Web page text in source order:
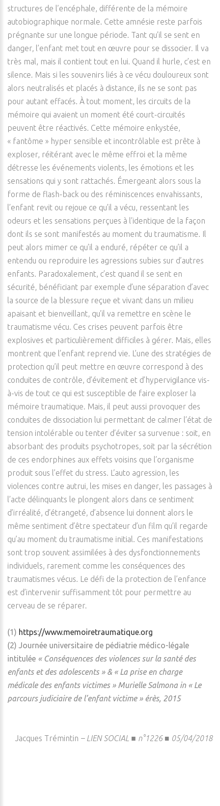
structures de l’encéphale, différente de la mémoire
autobiographique normale. Cette amnésie reste parfois
prégnante sur une longue période. Tant qu’il se sent en
danger, l’enfant met tout en œuvre pour se dissocier. Il va
très mal, mais il contient tout en lui. Quand il hurle, c’est en
silence. Mais si les souvenirs liés à ce vécu douloureux sont
alors neutralisés et placés à distance, ils ne se sont pas
pour autant effacés. À tout moment, les circuits de la
mémoire qui avaient un moment été court-circuités
peuvent être réactivés. Cette mémoire enkystée,
« fantôme » hyper sensible et incontrôlable est prête à
exploser, réitérant avec le même effroi et la même
détresse les événements violents, les émotions et les
sensations qui y sont rattachés. Émergeant alors sous la
forme de flash-back ou des réminiscences envahissants,
l’enfant revit ou rejoue ce qu’il a vécu, ressentant les
odeurs et les sensations perçues à l’identique de la façon
dont ils se sont manifestés au moment du traumatisme. Il
peut alors mimer ce qu’il a enduré, répéter ce qu’il a
entendu ou reproduire les agressions subies sur d’autres
enfants. Paradoxalement, c’est quand il se sent en
sécurité, bénéficiant par exemple d’une séparation d’avec
la source de la blessure reçue et vivant dans un milieu
apaisant et bienveillant, qu’il va remettre en scène le
traumatisme vécu. Ces crises peuvent parfois être
explosives et particulièrement difficiles à gérer. Mais, elles
montrent que l’enfant reprend vie. L’une des stratégies de
protection qu’il peut mettre en œuvre correspond à des
conduites de contrôle, d’évitement et d’hypervigilance vis-
à-vis de tout ce qui est susceptible de faire exploser la
mémoire traumatique. Mais, il peut aussi provoquer des
conduites de dissociation lui permettant de calmer l’état de
tension intolérable ou tenter d’éviter sa survenue : soit, en
absorbant des produits psychotropes, soit par la sécrétion
de ces endorphines aux effets voisins que l’organisme
produit sous l’effet du stress. L’auto agression, les
violences contre autrui, les mises en danger, les passages à
l’acte délinquants le plongent alors dans ce sentiment
d’irréalité, d’étrangeté, d’absence lui donnent alors le
même sentiment d’être spectateur d’un film qu’il regarde
qu’au moment du traumatisme initial. Ces manifestations
sont trop souvent assimilées à des dysfonctionnements
individuels, rarement comme les conséquences des
traumatismes vécus. Le défi de la protection de l’enfance
est d’intervenir suffisamment tôt pour permettre au
cerveau de se réparer.
(1) https://www.memoiretraumatique.org
(2) Journée universitaire de pédiatrie médico-légale
intitulée « Conséquences des violences sur la santé des
enfants et des adolescents » & « La prise en charge
médicale des enfants victimes » Murielle Salmona in « Le
parcours judiciaire de l’enfant victime » érès, 2015
Jacques Trémintin – LIEN SOCIAL ■ n°1226 ■ 05/04/2018